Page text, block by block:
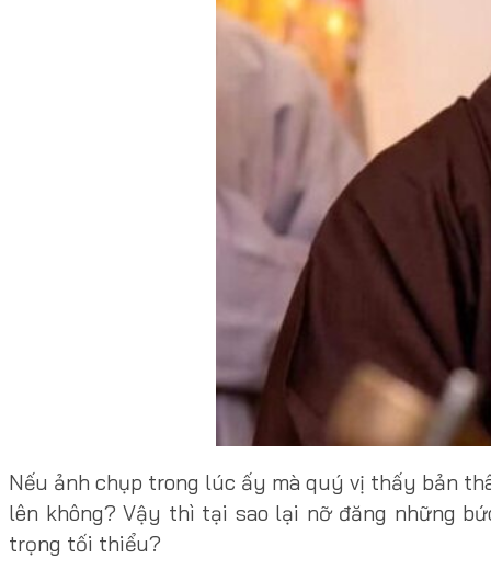
Nếu ảnh chụp trong lúc ấy mà quý vị thấy bản
lên không? Vậy thì tại sao lại nỡ đăng những
trọng tối thiểu?